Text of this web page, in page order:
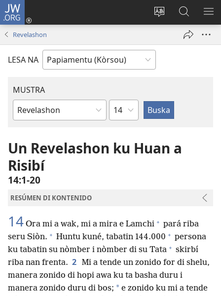
JW.ORG
Kambia
Log
window)
Buska
Riba
JW.ORG
Revelashon
LESA NA
MUSTRA
Buki
Beibel
Kapítulo
Un Revelashon ku Huan a
Risibí
14:1-20
RESÚMEN DI KONTENIDO
14 Ora mi a wak, mi a mira e Lamchi + pará riba
seru Siòn. + Huntu kuné, tabatin 144.000 + persona
ku tabatin su nòmber i nòmber di su Tata + skirbí
riba nan frenta. 2 Mi a tende un zonido for di shelu,
manera zonido di hopi awa ku ta basha duru i
manera zonido duru di bos; * e zonido ku mi a tende